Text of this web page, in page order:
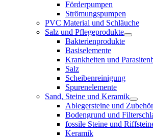
Förderpumpen
Strömungspumpen
PVC Material und Schläuche
Salz und Pflegeprodukte
Bakterienprodukte
Basiselemente
Krankheiten und
Salz
Scheibenreinigung
Spurenelemente
Sand, Steine und Keramik
Ablegersteine und Zubehör
Bodengrund und
fossile Steine und
Keramik